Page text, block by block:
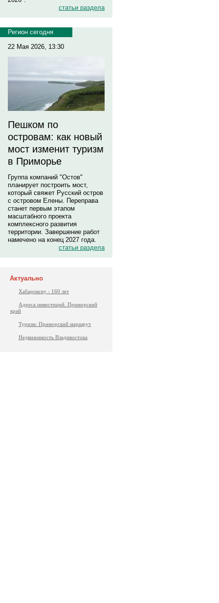
статьи раздела
Регион сегодня
22 Мая 2026, 13:30
Пешком по
островам: как новый
мост изменит туризм
в Приморье
Группа компаний "Остов"
планирует построить мост,
который свяжет Русский остров
с островом Елены. Переправа
станет первым этапом
масштабного проекта
комплексного развития
территории. Завершение работ
намечено на конец 2027 года.
статьи раздела
Актуально
Хабаровску - 160 лет
Адреса инвестиций. Приморский
край
Туризм: Приморский маршрут
Недвижимость Владивостока